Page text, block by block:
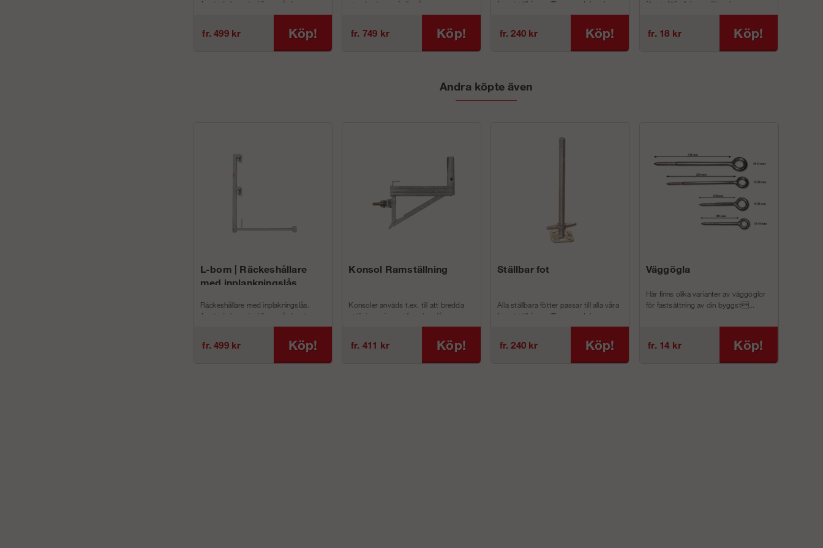
Används huvudsakligen på den
översta nivån på din ställning samt vi...
fr. 499 kr Köp!
standardramar i alla våra
hö...
fr. 749 kr Köp!
fasadställningar (Ram, modul- och
fr. 240 kr Köp!
för att följa Arbetsmiljöverkets nya
regler AFS 2013:4Vi har ...
fr. 18 kr Köp!
Andra köpte även
L-bom | Räckeshållare
med inplankningslås
Räckeshållare med inplakningslås.
Används huvudsakligen på den öve...
fr. 499 kr Köp!
Konsol Ramställning
Konsoler anväds t.ex. till att bredda
ställningen in mot fasaden då
fr. 411 kr Köp!
Ställbar fot
Alla ställbara fötter passar till alla våra
fasadställningar (Ram, modul- oc...
fr. 240 kr Köp!
Väggögla
Här finns olika varianter av väggöglor
för fastsättning av din byggst...
fr. 14 kr Köp!